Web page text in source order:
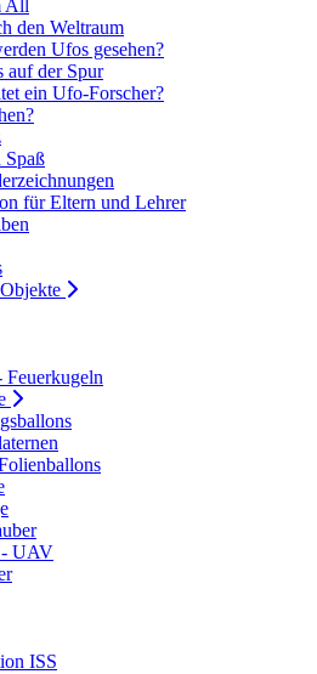
den Weltraum
Ufos gesehen?
auf der Spur
ein Ufo-Forscher?
Spaß
für Eltern und Lehrer
Feuerkugeln
- UAV
ISS